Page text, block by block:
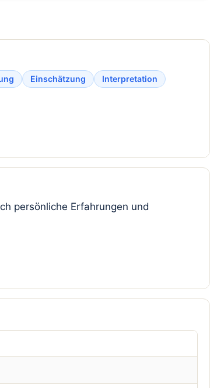
Einschätzung
Interpretation
persönliche Erfahrungen und